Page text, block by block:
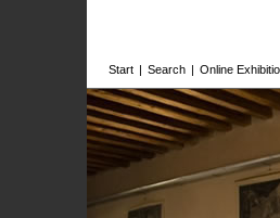
Start | Search | Online